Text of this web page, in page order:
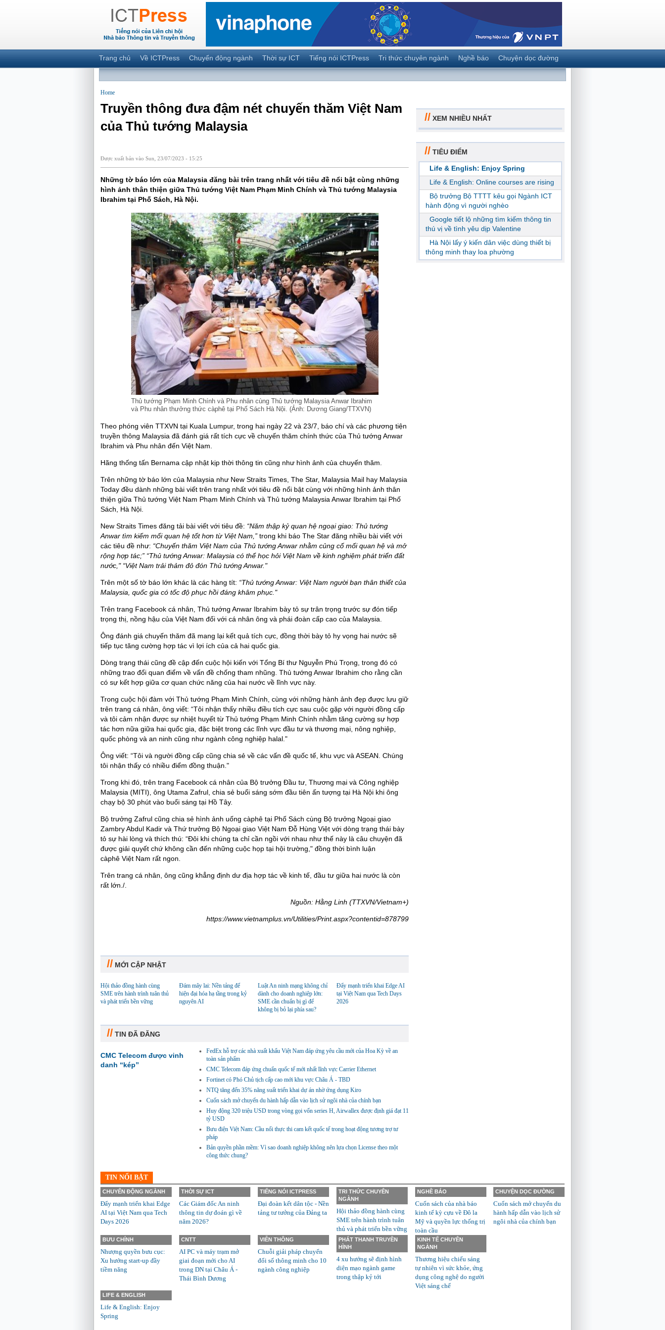
Trang chủ Về ICTPress Chuyển động ngành Thời sự ICT Tiếng nói ICTPress Tri thức chuyên ngành Nghề báo Chuyện dọc đường
Home
Truyền thông đưa đậm nét chuyến thăm Việt Nam
của Thủ tướng Malaysia
Được xuất bản vào Sun, 23/07/2023 - 15:25
Những tờ báo lớn của Malaysia đăng bài trên trang nhất với tiêu đề nổi bật cùng những
hình ảnh thân thiện giữa Thủ tướng Việt Nam Phạm Minh Chính và Thủ tướng Malaysia
Ibrahim tại Phố Sách, Hà Nội.
Thủ tướng Phạm Minh Chính và Phu nhân cùng Thủ tướng Malaysia Anwar Ibrahim
và Phu nhân thưởng thức càphê tại Phố Sách Hà Nội. (Ảnh: Dương Giang/TTXVN)
Theo phóng viên TTXVN tại Kuala Lumpur, trong hai ngày 22 và 23/7, báo chí và các phương tiện
truyền thông Malaysia đã đánh giá rất tích cực về chuyến thăm chính thức của Thủ tướng Anwar
Ibrahim và Phu nhân đến Việt Nam.
Hãng thống tấn Bernama cập nhật kịp thời thông tin cũng như hình ảnh của chuyến thăm.
Trên những tờ báo lớn của Malaysia như New Straits Times, The Star, Malaysia Mail hay Malaysia
Today đều dành những bài viết trên trang nhất với tiêu đề nổi bật cùng với những hình ảnh thân
thiện giữa Thủ tướng Việt Nam Phạm Minh Chính và Thủ tướng Malaysia Anwar Ibrahim tại Phố
Sách, Hà Nội.
New Straits Times đăng tải bài viết với tiêu đề: “Năm thập kỷ quan hệ ngoại giao: Thủ tướng
Anwar tìm kiếm mối quan hệ tốt hơn từ Việt Nam,” trong khi báo The Star đăng nhiều bài viết với
các tiêu đề như: “Chuyến thăm Việt Nam của Thủ tướng Anwar nhằm củng cố mối quan hệ và mở
rộng hợp tác;” “Thủ tướng Anwar: Malaysia có thể học hỏi Việt Nam về kinh nghiệm phát triển đất
nước," “Việt Nam trải thảm đỏ đón Thủ tướng Anwar."
Trên một số tờ báo lớn khác là các hàng tít: “Thủ tướng Anwar: Việt Nam người bạn thân thiết của
Malaysia, quốc gia có tốc độ phục hồi đáng khâm phục."
Trên trang Facebook cá nhân, Thủ tướng Anwar Ibrahim bày tỏ sự trân trọng trước sự đón tiếp
trọng thị, nồng hậu của Việt Nam đối với cá nhân ông và phái đoàn cấp cao của Malaysia.
Ông đánh giá chuyến thăm đã mang lại kết quả tích cực, đồng thời bày tỏ hy vọng hai nước sẽ
tiếp tục tăng cường hợp tác vì lợi ích của cả hai quốc gia.
Dòng trạng thái cũng đề cập đến cuộc hội kiến với Tổng Bí thư Nguyễn Phú Trọng, trong đó có
những trao đổi quan điểm về vấn đề chống tham nhũng. Thủ tướng Anwar Ibrahim cho rằng cần
có sự kết hợp giữa cơ quan chức năng của hai nước về lĩnh vực này.
Trong cuộc hội đàm với Thủ tướng Phạm Minh Chính, cùng với những hành ảnh đẹp được lưu giữ
trên trang cá nhân, ông viết: “Tôi nhận thấy nhiều điều tích cực sau cuộc gặp với người đồng cấp
và tôi cảm nhận được sự nhiệt huyết từ Thủ tướng Phạm Minh Chính nhằm tăng cường sự hợp
tác hơn nữa giữa hai quốc gia, đặc biệt trong các lĩnh vực đầu tư và thương mại, nông nghiệp,
quốc phòng và an ninh cũng như ngành công nghiệp halal."
Ông viết: “Tôi và người đồng cấp cũng chia sẻ về các vấn đề quốc tế, khu vực và ASEAN. Chúng
tôi nhận thấy có nhiều điểm đồng thuận."
Trong khi đó, trên trang Facebook cá nhân của Bộ trưởng Đầu tư, Thương mại và Công nghiệp
Malaysia (MITI), ông Utama Zafrul, chia sẻ buổi sáng sớm đầu tiên ấn tượng tại Hà Nội khi ông
chạy bộ 30 phút vào buổi sáng tại Hồ Tây.
Bộ trưởng Zafrul cũng chia sẻ hình ảnh uống càphê tại Phố Sách cùng Bộ trưởng Ngoại giao
Zambry Abdul Kadir và Thứ trưởng Bộ Ngoại giao Việt Nam Đỗ Hùng Việt với dòng trạng thái bày
tỏ sự hài lòng và thích thú: “Đôi khi chúng ta chỉ cần ngồi với nhau như thế này là câu chuyện đã
được giải quyết chứ không cần đến những cuộc họp tại hội trường," đồng thời bình luận
càphê Việt Nam rất ngon.
Trên trang cá nhân, ông cũng khẳng định dư địa hợp tác về kinh tế, đầu tư giữa hai nước là còn
rất lớn./.
Nguồn: Hằng Linh (TTXVN/Vietnam+)
https://www.vietnamplus.vn/Utilities/Print.aspx?contentid=878799
// MỚI CẬP NHẬT
Hội thảo đồng hành cùng
SME trên hành trình tuân thủ
và phát triển bền vững
Đám mây lai: Nền tảng để
hiện đại hóa hạ tầng trong kỷ
nguyên AI
Luật An ninh mạng không chỉ
dành cho doanh nghiệp lớn:
SME cần chuẩn bị gì để
không bị bỏ lại phía sau?
Đẩy mạnh triển khai Edge AI
tại Việt Nam qua Tech Days
2026
// TIN ĐÃ ĐĂNG
CMC Telecom được vinh
danh “kép”
FedEx hỗ trợ các nhà xuất khẩu Việt Nam đáp ứng yêu cầu mới của Hoa Kỳ về an
toàn sản phẩm
CMC Telecom đáp ứng chuẩn quốc tế mới nhất lĩnh vực Carrier Ethernet
Fortinet có Phó Chủ tịch cấp cao mới khu vực Châu Á - TBD
NTQ tăng đến 35% năng suất triển khai dự án nhờ ứng dụng Kiro
Cuốn sách mở chuyến du hành hấp dẫn vào lịch sử ngôi nhà của chính bạn
Huy động 320 triệu USD trong vòng gọi vốn series H, Airwallex được định giá đạt 11
tỷ USD
Bưu điện Việt Nam: Cầu nối thực thi cam kết quốc tế trong hoạt động tương trợ tư
pháp
Bản quyền phần mềm: Vì sao doanh nghiệp không nên lựa chọn License theo một
công thức chung?
// XEM NHIỀU NHẤT
// TIÊU ĐIỂM
Life & English: Enjoy Spring
Life & English: Online courses are rising
Bộ trưởng Bộ TTTT kêu gọi Ngành ICT
hành động vì người nghèo
Google tiết lộ những tìm kiếm thông tin
thú vị về tình yêu dịp Valentine
Hà Nội lấy ý kiến dân việc dùng thiết bị
thông minh thay loa phường
TIN NỔI BẬT
CHUYỂN ĐỘNG NGÀNH
Đẩy mạnh triển khai Edge
AI tại Việt Nam qua Tech
Days 2026
THỜI SỰ ICT
Các Giám đốc An ninh
thông tin dự đoán gì về
năm 2026?
TIẾNG NÓI ICTPRESS
Đại đoàn kết dân tộc - Nền
tảng tư tưởng của Đảng ta
TRI THỨC CHUYÊN
NGÀNH
Hội thảo đồng hành cùng
SME trên hành trình tuân
thủ và phát triển bền vững
NGHỀ BÁO
Cuốn sách của nhà báo
kinh tế kỳ cựu về Đô la
Mỹ và quyền lực thống trị
toàn cầu
CHUYỆN DỌC ĐƯỜNG
Cuốn sách mở chuyến du
hành hấp dẫn vào lịch sử
ngôi nhà của chính bạn
BƯU CHÍNH
Nhượng quyền bưu cục:
Xu hướng start-up đầy
tiềm năng
CNTT
AI PC và máy trạm mở
giai đoạn mới cho AI
trong DN tại Châu Á -
Thái Bình Dương
VIỄN THÔNG
Chuỗi giải pháp chuyển
đổi số thông minh cho 10
ngành công nghiệp
PHÁT THANH TRUYỀN
HÌNH
4 xu hướng sẽ định hình
diện mạo ngành game
trong thập kỷ tới
KINH TẾ CHUYÊN
NGÀNH
Thương hiệu chiếu sáng
tự nhiên vì sức khỏe, ứng
dụng công nghệ do người
Việt sáng chế
LIFE & ENGLISH
Life & English: Enjoy
Spring